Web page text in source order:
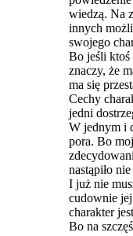
wiedzą. Na
innych
swojego
Bo jeśli ktoś
znaczy, że
ma się
Cechy
jedni
W jednym i
pora. Bo
nastąpiło
I już nie
cudownie
charakter
Bo na